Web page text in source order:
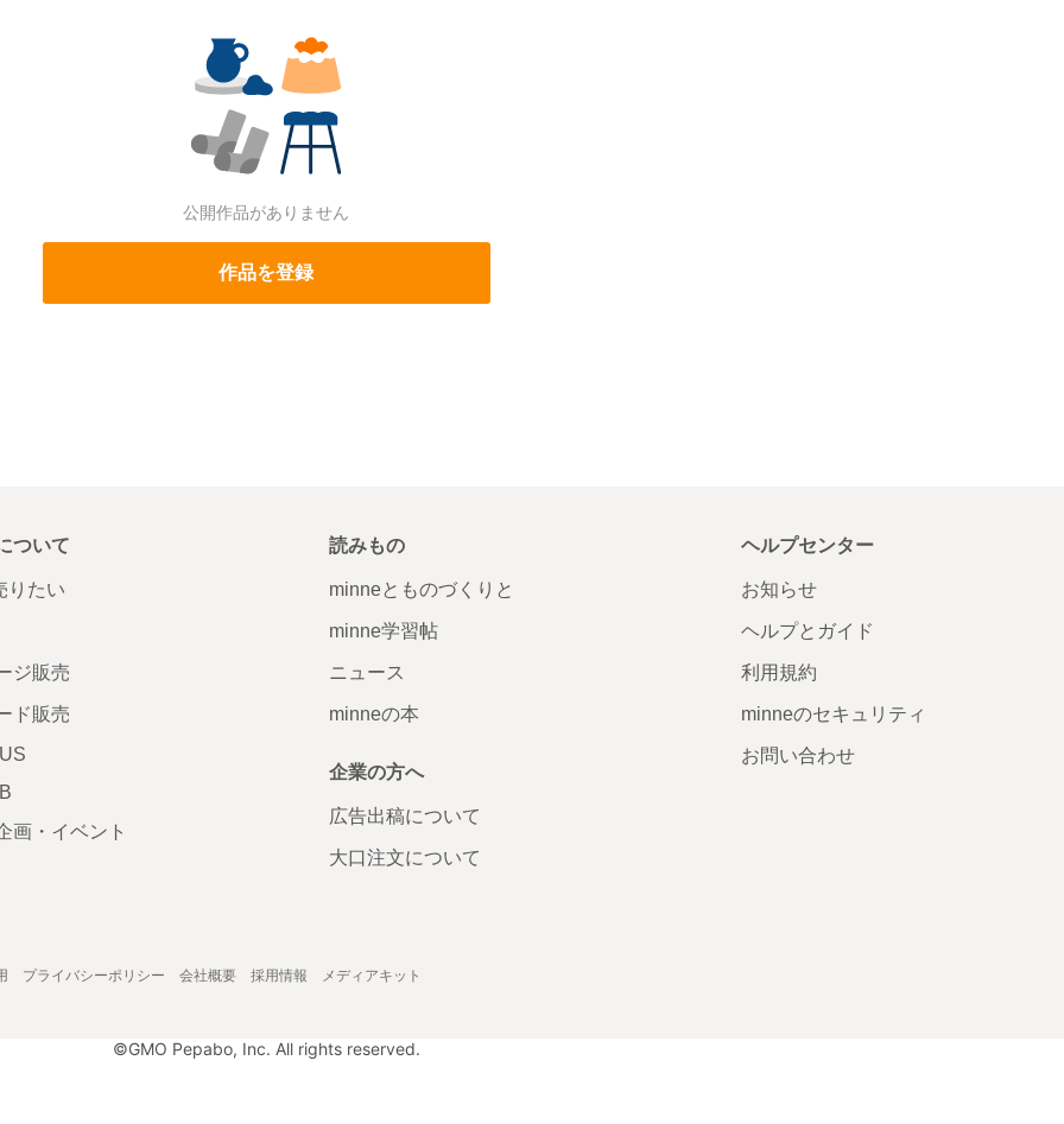
公開作品がありません
作品を登録
ついて
りたい
ジ販売
ド販売
画・イベント
読みもの
minneとものづくりと
minne学習帖
ニュース
minneの本
企業の方へ
広告出稿について
大口注文について
ヘルプセンター
お知らせ
ヘルプとガイド
利用規約
minneのセキュリティ
お問い合わせ
プライバシーポリシー 会社概要 採用情報 メディアキット
©GMO Pepabo, Inc. All rights reserved.